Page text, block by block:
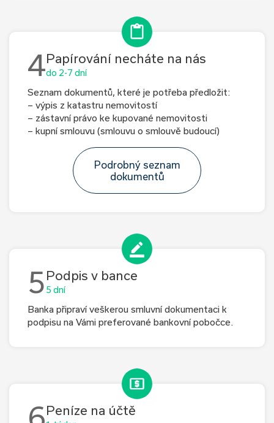
4Papírování necháte na nás
do 2-7 dní
Seznam dokumentů, které je potřeba předložit:
– výpis z katastru nemovitostí
– zástavní právo ke kupované nemovitosti
– kupní smlouvu (smlouvu o smlouvě budoucí)
Podrobný seznam
dokumentů
5 Podpis v bance
5 dní
Banka připraví veškerou smluvní dokumentaci k
podpisu na Vámi preferované bankovní pobočce.
Peníze na účtě